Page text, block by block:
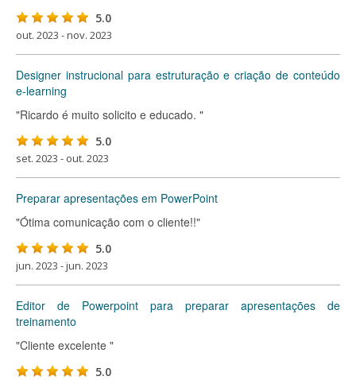
5.0
out. 2023 - nov. 2023
Designer instrucional para estruturação e criação de conteúdo
e-learning
"Ricardo é muito solicito e educado. "
5.0
set. 2023 - out. 2023
Preparar apresentações em PowerPoint
"Ótima comunicação com o cliente!!"
5.0
jun. 2023 - jun. 2023
Editor de Powerpoint para preparar apresentações de
treinamento
"Cliente excelente "
5.0